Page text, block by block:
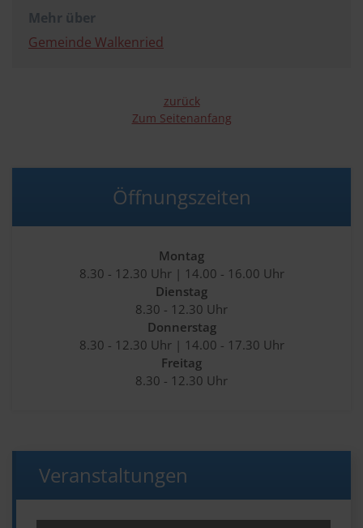
Öffnungszeiten
Montag
8.30 - 12.30 Uhr | 14.00 - 16.00 Uhr
Dienstag
8.30 - 12.30 Uhr
Donnerstag
8.30 - 12.30 Uhr | 14.00 - 17.30 Uhr
Freitag
8.30 - 12.30 Uhr
Veranstaltungen
Mehr über
Gemeinde Walkenried
zurück
Zum Seitenanfang